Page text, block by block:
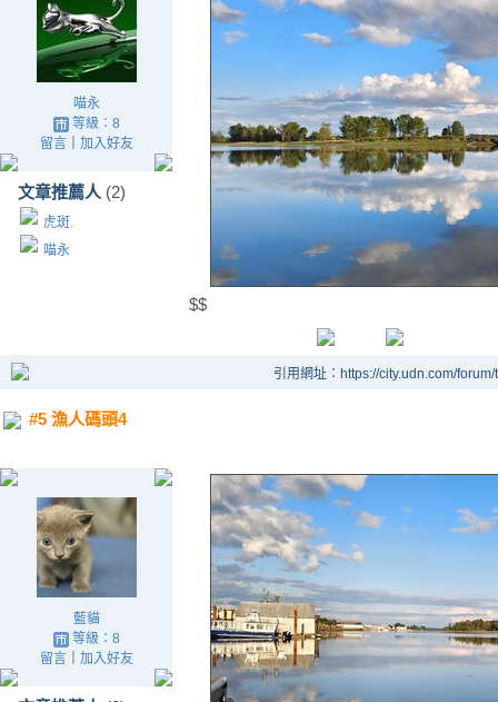
喵永
等級：8
留言｜ 加入好友
文章推薦人 (2)
虎斑.
喵永
$$
引用網址：https://city.udn.com/
#5 漁人碼頭4
藍貓
等級：8
留言｜ 加入好友